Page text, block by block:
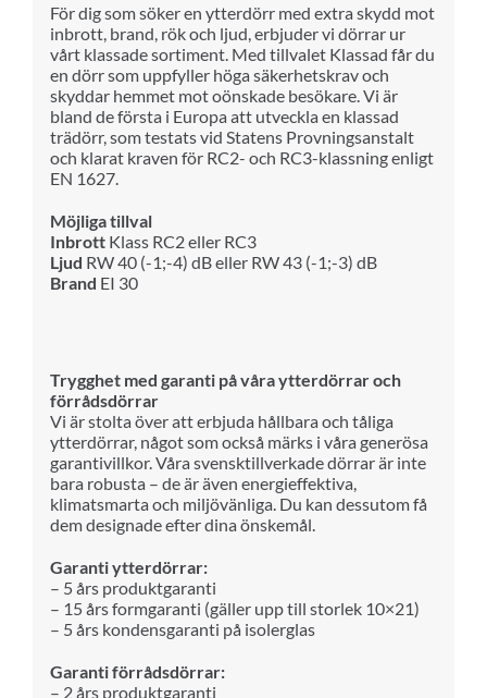
För dig som söker en ytterdörr med extra skydd mot
inbrott, brand, rök och ljud, erbjuder vi dörrar ur
vårt klassade sortiment. Med tillvalet Klassad får du
en dörr som uppfyller höga säkerhetskrav och
skyddar hemmet mot oönskade besökare. Vi är
bland de första i Europa att utveckla en klassad
trädörr, som testats vid Statens Provningsanstalt
och klarat kraven för RC2- och RC3-klassning enligt
EN 1627.
Möjliga tillval
InbrottKlass RC2 eller RC3
Ljud RW 40 (-1;-4) dB eller RW 43 (-1;-3) dB
Brand EI 30
Trygghet med garanti på våra ytterdörrar och
förrådsdörrar
Vi är stolta över att erbjuda hållbara och tåliga
ytterdörrar, något som också märks i våra generösa
garantivillkor. Våra svensktillverkade dörrar är inte
bara robusta – de är även energieffektiva,
klimatsmarta och miljövänliga. Du kan dessutom få
dem designade efter dina önskemål.
Garanti ytterdörrar:
– 5 års produktgaranti
– 15 års formgaranti (gäller upp till storlek 10×21)
– 5 års kondensgaranti på isolerglas
Garanti förrådsdörrar:
– 2 års produktgaranti